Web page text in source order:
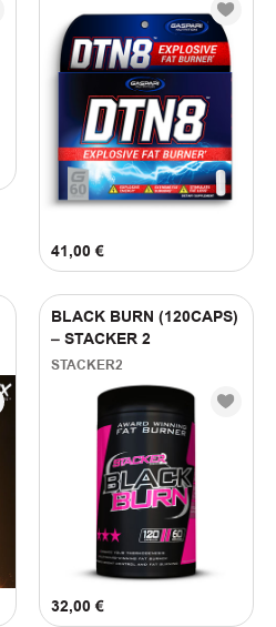
41,00 €
BLACK BURN (120CAPS)
– STACKER 2
STACKER2
32,00 €